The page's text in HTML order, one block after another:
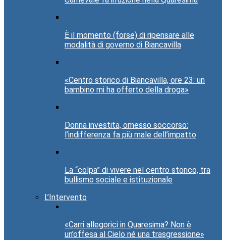
È il momento (forse) di ripensare alle
modalità di governo di Biancavilla
«Centro storico di Biancavilla, ore 23: un
bambino mi ha offerto della droga»
Donna investita, omesso soccorso:
l’indifferenza fa più male dell’impatto
La “colpa” di vivere nel centro storico, tra
bullismo sociale e istituzionale
L’Intervento
«Carri allegorici in Quaresima? Non è
un’offesa al Cielo né una trasgressione»